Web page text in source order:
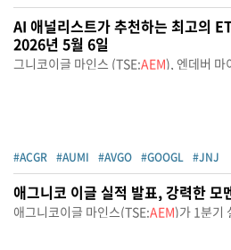
AI 애널리스트가 추천하는 최고의
2026년 5월 6일
그니코이글 마인스 (TSE:AEM), 엔데버 마
#ACGR #AUMI #AVGO #GOOGL #JNJ
애그니코 이글 실적 발표, 강력한 모
애그니코이글 마인스(TSE:AEM)가 1분기